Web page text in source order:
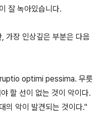
잘 녹아있습니다.
가장 인상깊은 부분은 다음
optimi pessima. 무릇
할 선이 없는 것이 악이다.
의 악이 발견되는 것이다."